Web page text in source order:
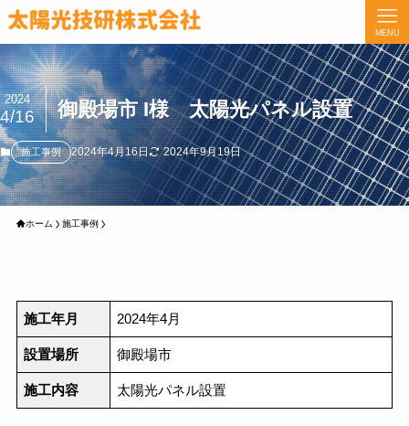
MENU
御殿場市 I様 太陽光パネル設置
2024
4/16
施工事例 2024年4月16日 2024年9月19日
ホーム 施工事例
施工年月 2024年4月
設置場所 御殿場市
施工内容 太陽光パネル設置